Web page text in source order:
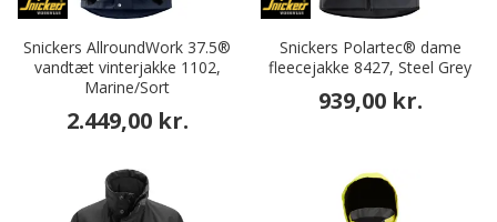
Snickers AllroundWork 37.5®
vandtæt vinterjakke 1102,
Marine/Sort
2.449,00 kr.
Snickers Polartec® dame
fleecejakke 8427, Steel Grey
939,00 kr.